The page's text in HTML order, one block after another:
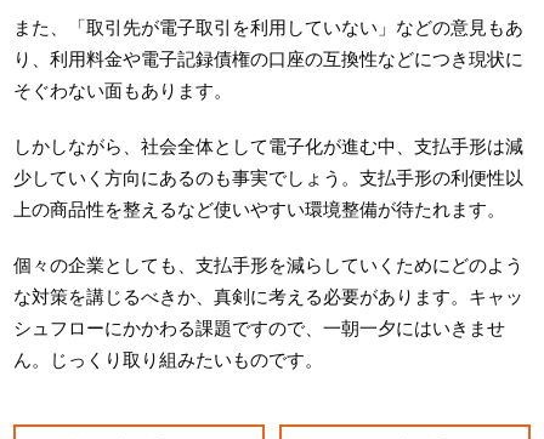
また、「取引先が電子取引を利用していない」などの意見もあ
り、利用料金や電子記録債権の口座の互換性などにつき現状に
そぐわない面もあります。
しかしながら、社会全体として電子化が進む中、支払手形は減
少していく方向にあるのも事実でしょう。支払手形の利便性以
上の商品性を整えるなど使いやすい環境整備が待たれます。
個々の企業としても、支払手形を減らしていくためにどのよう
な対策を講じるべきか、真剣に考える必要があります。キャッ
シュフローにかかわる課題ですので、一朝一夕にはいきませ
ん。じっくり取り組みたいものです。